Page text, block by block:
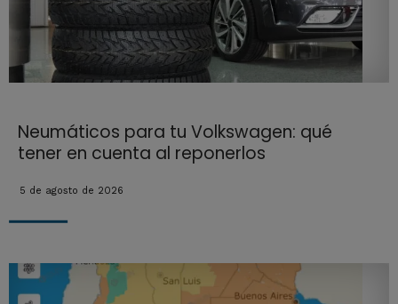
Neumáticos para tu Volkswagen: qué
tener en cuenta al reponerlos
5 de agosto de 2026